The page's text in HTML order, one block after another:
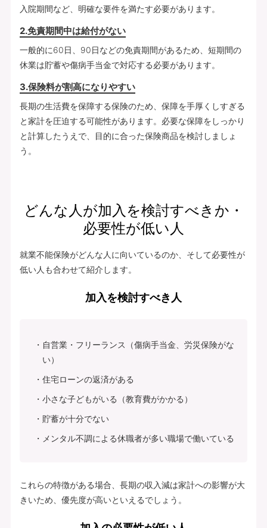
入院期間など、明確な要件を満たす必要があります。
2.免責期間中は給付がない
一般的に60日、90日などの免責期間があるため、短期間の
休業は貯蓄や傷病手当金で対応する必要があります。
3.保険料が割高になりやすい
長期の生活費を保障する保険のため、保障を手厚くしすぎる
と家計を圧迫する可能性があります。必要な保障をしっかり
と計算したうえで、目的に合った保険商品を検討しましょ
う。
どんな人が加入を検討すべきか・
必要性が低い人
就業不能保険がどんな人に向いているのか、そして必要性が
低い人も合わせて紹介します。
加入を検討すべき人
自営業・フリーランス（傷病手当金、労災保険がな
い）
住宅ローンの返済がある
小さな子どもがいる（教育費がかかる）
貯蓄が十分でない
メンタル不調による休職者が多い職場で働いている
これらの特徴がある場合、長期の収入減は家計への影響が大
きいため、優先度が高いといえるでしょう。